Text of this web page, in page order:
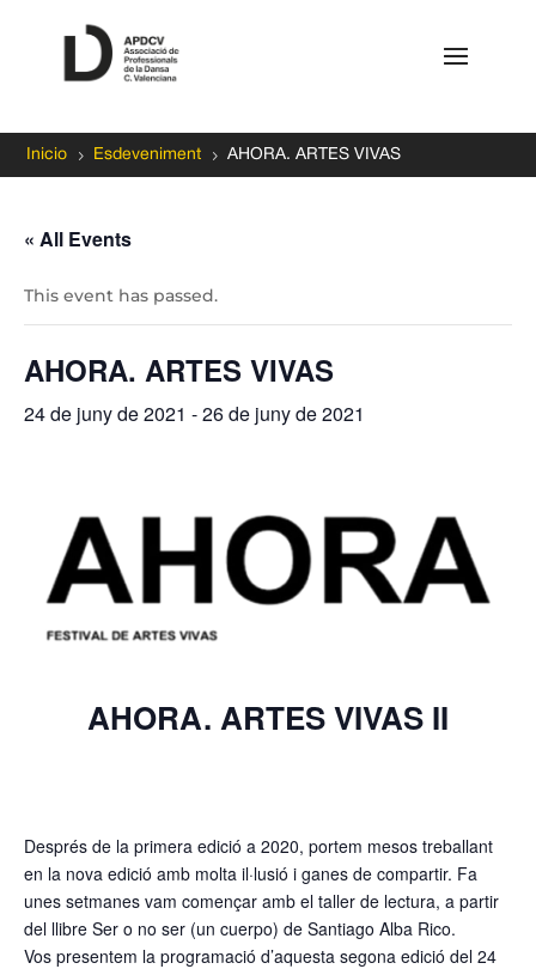
Inicio 5 Esdeveniment 5 AHORA. ARTES VIVAS
« All Events
This event has passed.
AHORA. ARTES VIVAS
24 de juny de 2021 -26 de juny de 2021
AHORA. ARTES VIVAS II
Després de la primera edició a 2020, portem mesos treballant
en la nova edició amb molta il·lusió i ganes de compartir. Fa
unes setmanes vam començar amb el taller de lectura, a partir
del llibre Ser o no ser (un cuerpo) de Santiago Alba Rico.
Vos presentem la programació d’aquesta segona edició del 24